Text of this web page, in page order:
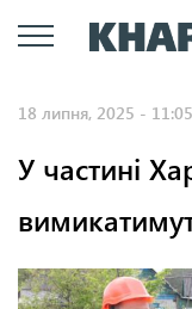
18 липня, 2025 - 11:05
У частині